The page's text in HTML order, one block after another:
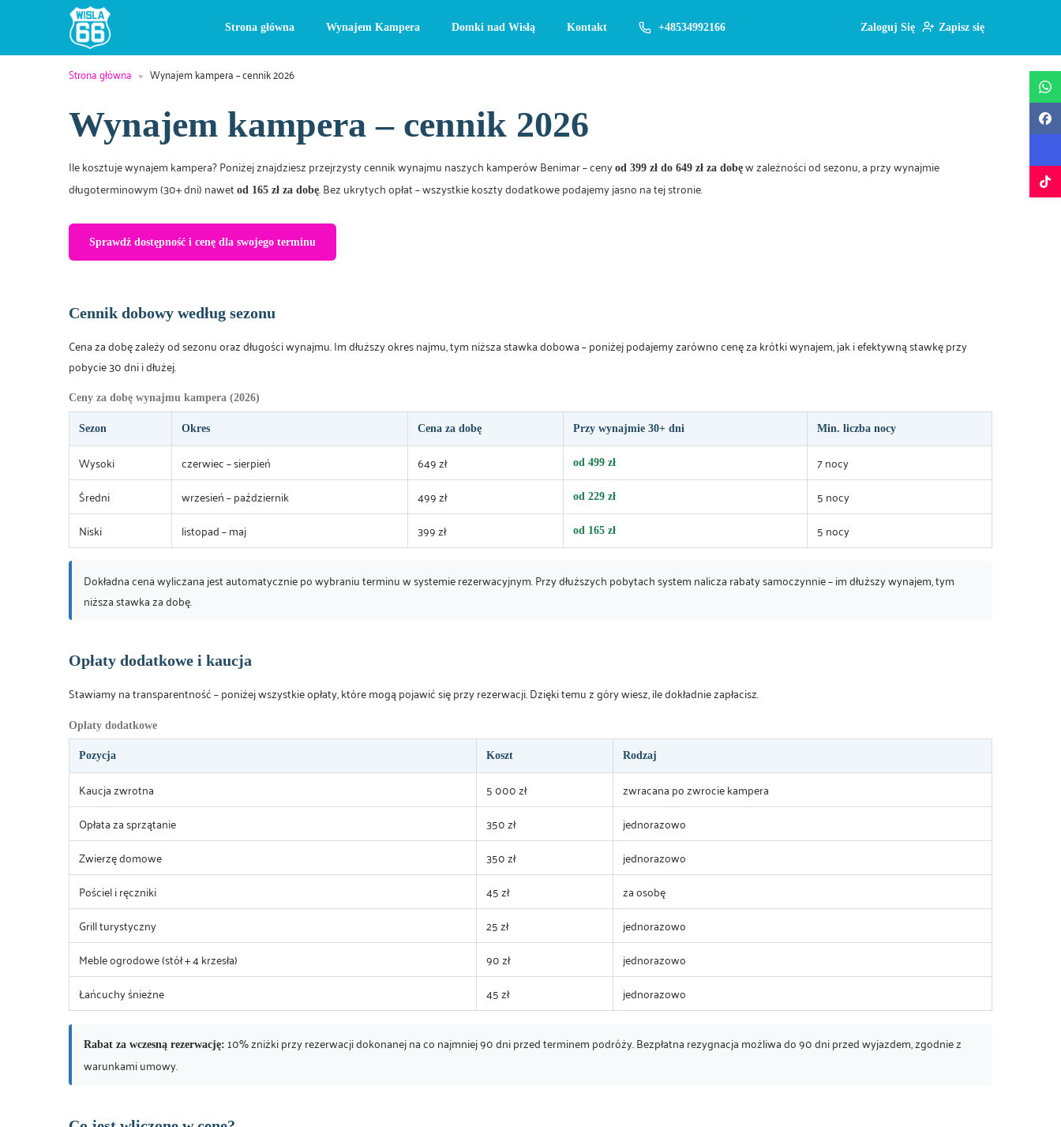
Strona główna Wynajem Kampera Domki nad Wisłą Kontakt +48534992166 Zaloguj Się Zapisz się
Strona główna » Wynajem kampera – cennik 2026
Wynajem kampera – cennik 2026
Ile kosztuje wynajem kampera? Poniżej znajdziesz przejrzysty cennik wynajmu naszych kamperów Benimar – ceny od 399 zł do 649 zł za dobę w zależności od sezonu, a przy wynajmie
długoterminowym (30+ dni) nawet od 165 zł za dobę. Bez ukrytych opłat – wszystkie koszty dodatkowe podajemy jasno na tej stronie.
Sprawdź dostępność i cenę dla swojego terminu
Cennik dobowy według sezonu
Cena za dobę zależy od sezonu oraz długości wynajmu. Im dłuższy okres najmu, tym niższa stawka dobowa – poniżej podajemy zarówno cenę za krótki wynajem, jak i efektywną stawkę przy
pobycie 30 dni i dłużej.
Ceny za dobę wynajmu kampera (2026)
Sezon Okres Cena za dobę Przy wynajmie 30+ dni Min. liczba nocy
Wysoki czerwiec – sierpień 649 zł od 499 zł
7 nocy
Średni
wrzesień – październik 499 zł od 229 zł
5 nocy
Niski
listopad – maj 399 zł od 165 zł 5 nocy
Dokładna cena wyliczana jest automatycznie po wybraniu terminu w systemie rezerwacyjnym. Przy dłuższych pobytach system nalicza rabaty samoczynnie – im dłuższy wynajem, tym
niższa stawka za dobę.
Opłaty dodatkowe i kaucja
Stawiamy na transparentność – poniżej wszystkie opłaty, które mogą pojawić się przy rezerwacji. Dzięki temu z góry wiesz, ile dokładnie zapłacisz.
Opłaty dodatkowe
Pozycja Koszt Rodzaj
Kaucja zwrotna 5 000 zł
zwracana po zwrocie kampera
Opłata za sprzątanie
350 zł
jednorazowo
Zwierzę domowe
350 zł
jednorazowo
Pościel i ręczniki
45 zł
za osobę
Grill turystyczny
25 zł
jednorazowo
Meble ogrodowe (stół + 4 krzesła)
90 zł
jednorazowo
Łańcuchy śnieżne
45 zł jednorazowo
Rabat za wczesną rezerwację: 10% zniżki przy rezerwacji dokonanej na co najmniej 90 dni przed terminem podróży. Bezpłatna rezygnacja możliwa do 90 dni przed wyjazdem, zgodnie z
warunkami umowy.